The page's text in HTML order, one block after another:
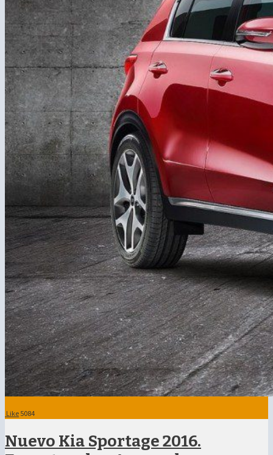
Like 5084
Nuevo Kia Sportage 2016.